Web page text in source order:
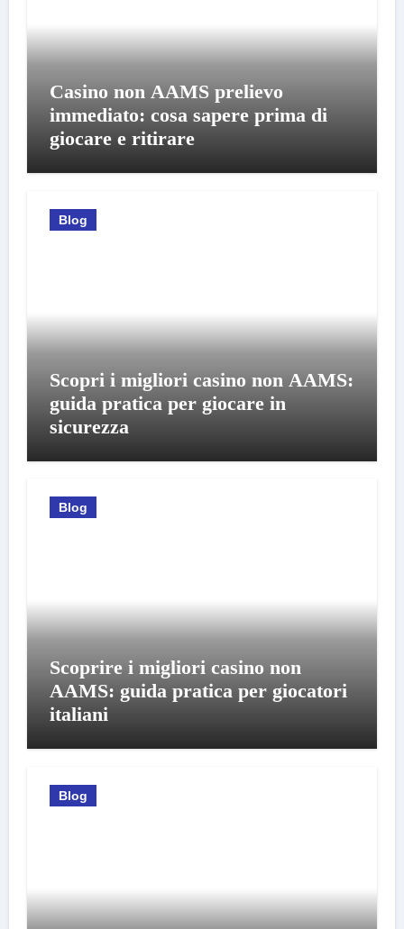
Casino non AAMS prelievo
immediato: cosa sapere prima di
giocare e ritirare
Blog
Scopri i migliori casino non AAMS:
guida pratica per giocare in
sicurezza
Blog
Scoprire i migliori casino non
AAMS: guida pratica per giocatori
italiani
Blog